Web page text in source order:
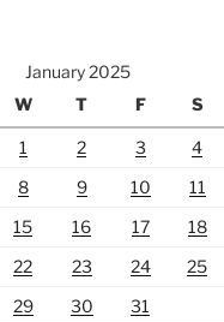
January 2025
W T F S
1 2 3 4
8 9 10 11
15 16 17 18
22 23 24 25
29 30
31